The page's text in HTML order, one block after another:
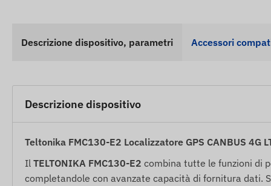
Descrizione dispositivo, parametri Accessori
Descrizione dispositivo
Teltonika FMC130-E2 Localizzatore GPS CANBUS
Il TELTONIKA FMC130-E2 combina tutte le funzioni di
completandole con avanzate capacità di fornitura dati.